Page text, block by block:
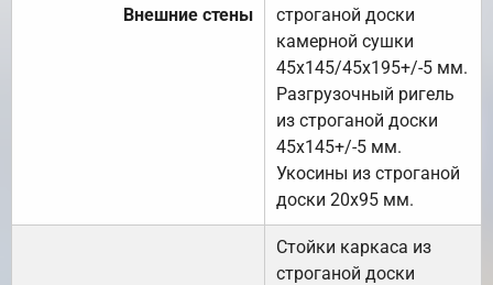
Внешние стены
строганой доски
камерной сушки
45х145/45х195+/-5 мм.
Разгрузочный ригель
из строганой доски
45х145+/-5 мм.
Укосины из строганой
доски 20х95 мм.
Стойки каркаса из
строганой доски